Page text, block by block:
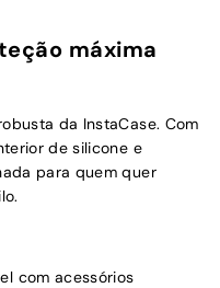
máxima
da InstaCase. Com
de silicone e
para quem quer
com acessórios